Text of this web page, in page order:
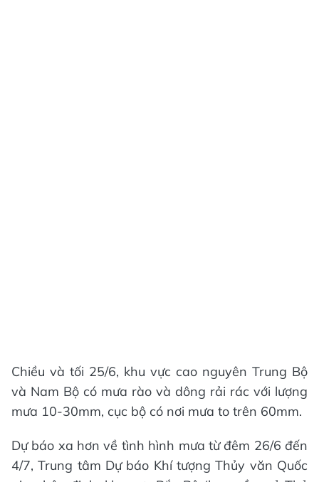
Chiều và tối 25/6, khu vực cao nguyên Trung Bộ
và Nam Bộ có mưa rào và dông rải rác với lượng
mưa 10-30mm, cục bộ có nơi mưa to trên 60mm.
Dự báo xa hơn về tình hình mưa từ đêm 26/6 đến
4/7, Trung tâm Dự báo Khí tượng Thủy văn Quốc